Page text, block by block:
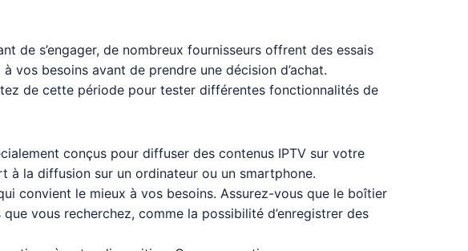
de s’engager, de nombreux fournisseurs offrent des essais
vos besoins avant de prendre une décision d’achat.
de cette période pour tester différentes fonctionnalités de
conçus pour diffuser des contenus IPTV sur votre
à la diffusion sur un ordinateur ou un smartphone.
convient le mieux à vos besoins. Assurez-vous que le boîtier
vous recherchez, comme la possibilité d’enregistrer des